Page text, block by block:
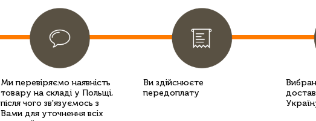
Ми перевіряємо наявність
товару на складі у Польщі,
після чого зв'язуємось з
Вами для уточнення всіх
Ви здійснюєте
передоплату